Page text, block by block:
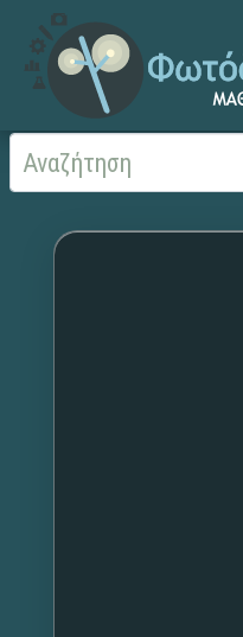
Αρχική Χωρίς τίτλο